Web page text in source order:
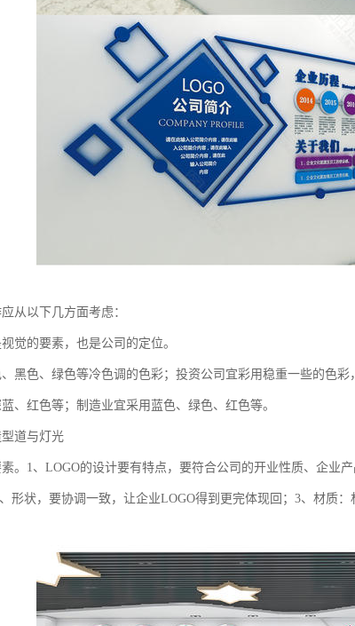
从以下几方面考虑：
觉的要素，也是公司的定位。
黑色、绿色等冷色调的色彩；投资公司宜彩用稳重一些的色
、红色等；制造业宜采用蓝色、绿色、红色等。
道与灯光
。1、LOGO的设计要有特点，要符合公司的开业性质、企业
形状，要协调一致，让企业LOGO得到更完体现回；3、材质